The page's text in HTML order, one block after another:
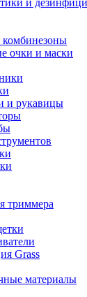
и
очки и маски
и рукавицы
триммера
Grass
материалы